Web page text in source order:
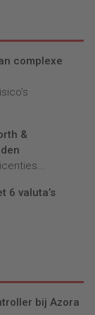
complexe
&
6 valuta’s
bij Azora